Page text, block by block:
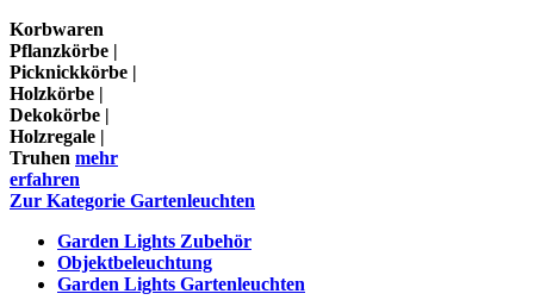
Korbwaren
Pflanzkörbe |
Picknickkörbe |
Holzkörbe |
Dekokörbe |
Holzregale |
Truhen mehr
erfahren
Zur Kategorie Gartenleuchten
Garden Lights Zubehör
Objektbeleuchtung
Garden Lights Gartenleuchten